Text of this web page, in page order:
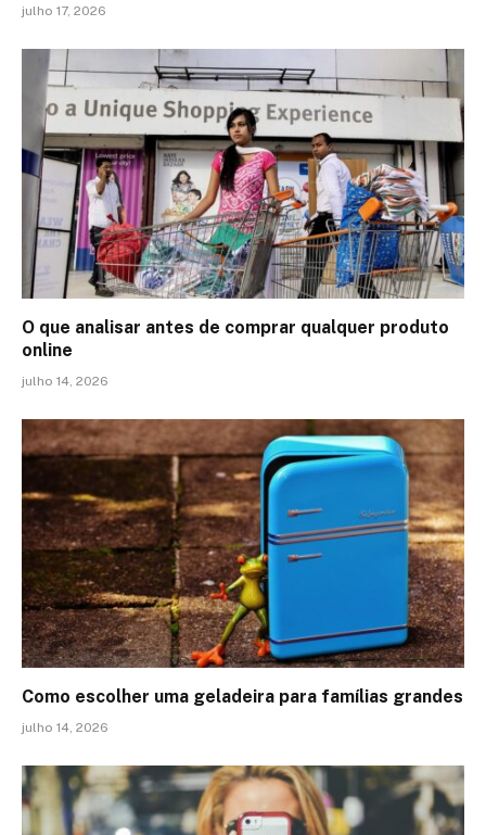
julho 17, 2026
O que analisar antes de comprar qualquer produto
online
julho 14, 2026
Como escolher uma geladeira para famílias grandes
julho 14, 2026